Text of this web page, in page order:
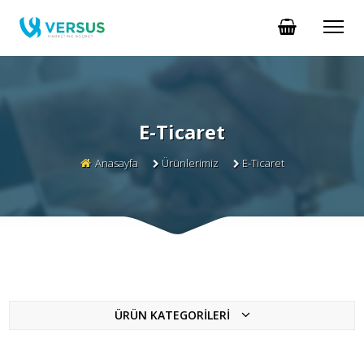
E-Ticaret
Anasayfa Ürünlerimiz E-Ticaret
ÜRÜN KATEGORİLERİ